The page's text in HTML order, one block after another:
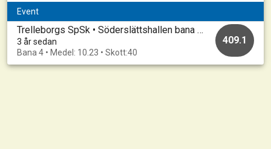
Event
Trelleborgs SpSk • Söderslättshallen bana 1-10 • 20230317_A
3 år sedan
Bana 4 • Medel: 10.23 • Skott:40
409.1